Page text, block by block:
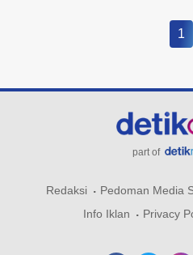
1
part of
Redaksi Pedoman Media
Info Iklan
Privacy